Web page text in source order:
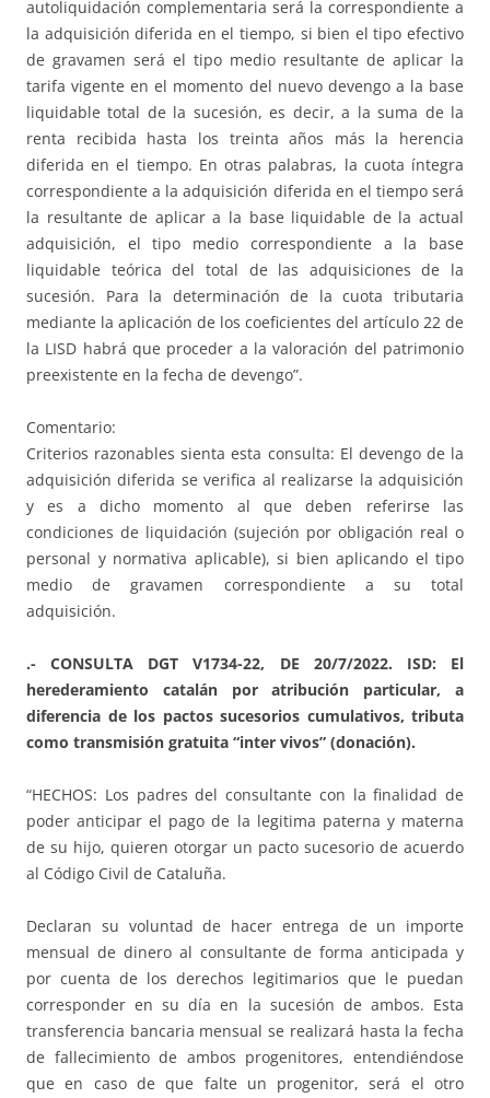
autoliquidación complementaria será la correspondiente a
la adquisición diferida en el tiempo, si bien el tipo efectivo
de gravamen será el tipo medio resultante de aplicar la
tarifa vigente en el momento del nuevo devengo a la base
liquidable total de la sucesión, es decir, a la suma de la
renta recibida hasta los treinta años más la herencia
diferida en el tiempo. En otras palabras, la cuota íntegra
correspondiente a la adquisición diferida en el tiempo será
la resultante de aplicar a la base liquidable de la actual
adquisición, el tipo medio correspondiente a la base
liquidable teórica del total de las adquisiciones de la
sucesión. Para la determinación de la cuota tributaria
mediante la aplicación de los coeficientes del artículo 22 de
la LISD habrá que proceder a la valoración del patrimonio
preexistente en la fecha de devengo”.
Comentario:
Criterios razonables sienta esta consulta: El devengo de la
adquisición diferida se verifica al realizarse la adquisición
y es a dicho momento al que deben referirse las
condiciones de liquidación (sujeción por obligación real o
personal y normativa aplicable), si bien aplicando el tipo
medio de gravamen correspondiente a su total
adquisición.
.- CONSULTA DGT V1734-22, DE 20/7/2022. ISD: El
herederamiento catalán por atribución particular, a
diferencia de los pactos sucesorios cumulativos, tributa
como transmisión gratuita “inter vivos” (donación).
“HECHOS: Los padres del consultante con la finalidad de
poder anticipar el pago de la legitima paterna y materna
de su hijo, quieren otorgar un pacto sucesorio de acuerdo
al Código Civil de Cataluña.
Declaran su voluntad de hacer entrega de un importe
mensual de dinero al consultante de forma anticipada y
por cuenta de los derechos legitimarios que le puedan
corresponder en su día en la sucesión de ambos. Esta
transferencia bancaria mensual se realizará hasta la fecha
de fallecimiento de ambos progenitores, entendiéndose
que en caso de que falte un progenitor, será el otro